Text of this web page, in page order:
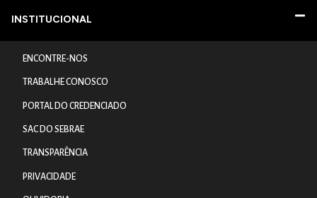
INSTITUCIONAL
ENCONTRE-NOS
TRABALHE CONOSCO
PORTAL DO CREDENCIADO
SAC DO SEBRAE
TRANSPARÊNCIA
PRIVACIDADE